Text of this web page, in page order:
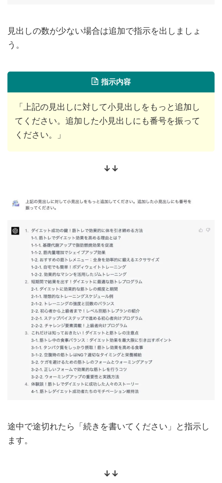
見出しの数が少ない場合は追加で指示を出しましょ
う。
指示内容
「上記の見出しに対して小見出しをもっと追加し
てください。追加した小見出しにも番号を振って
ください。」
↓↓
途中で途切れたら「続きを書いてください」と指示し
ます。
↓↓